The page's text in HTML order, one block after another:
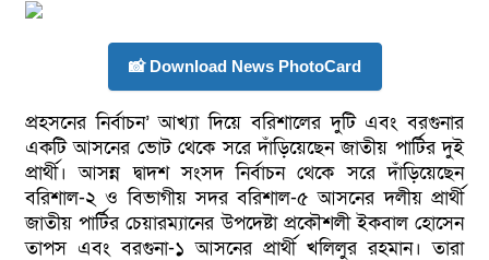
📸 Download News PhotoCard
প্রহসনের নির্বাচন’ আখ্যা দিয়ে বরিশালের দুটি এবং বরগুনার
একটি আসনের ভোট থেকে সরে দাঁড়িয়েছেন জাতীয় পার্টির দুই
প্রার্থী। আসন্ন দ্বাদশ সংসদ নির্বাচন থেকে সরে দাঁড়িয়েছেন
বরিশাল-২ ও বিভাগীয় সদর বরিশাল-৫ আসনের দলীয় প্রার্থী
জাতীয় পার্টির চেয়ারম্যানের উপদেষ্টা প্রকৌশলী ইকবাল হোসেন
তাপস এবং বরগুনা-১ আসনের প্রার্থী খলিলুর রহমান। তারা